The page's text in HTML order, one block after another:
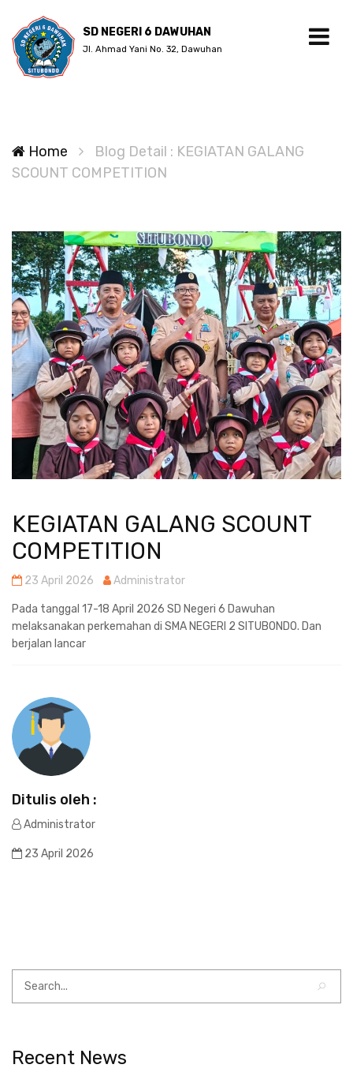
SD NEGERI 6 DAWUHAN
Jl. Ahmad Yani No. 32, Dawuhan
Home
Blog Detail : KEGIATAN GALANG
SCOUNT COMPETITION
KEGIATAN GALANG SCOUNT
COMPETITION
23 April 2026 Administrator
Pada tanggal 17-18 April 2026 SD Negeri 6 Dawuhan
melaksanakan perkemahan di SMA NEGERI 2 SITUBONDO. Dan
berjalan lancar
Ditulis oleh :
Administrator
23 April 2026
Recent News